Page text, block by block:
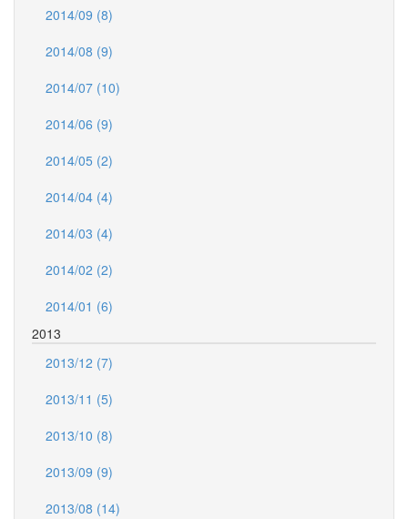
2014/09 (8)
2014/08 (9)
2014/07 (10)
2014/06 (9)
2014/05 (2)
2014/04 (4)
2014/03 (4)
2014/02 (2)
2014/01 (6)
2013
2013/12 (7)
2013/11 (5)
2013/10 (8)
2013/09 (9)
2013/08 (14)